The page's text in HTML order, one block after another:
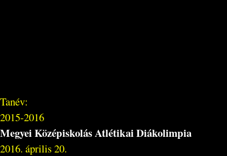
Tanév:
2015-2016
Megyei Középiskolás Atlétikai Diákolimpia
2016. április 20.